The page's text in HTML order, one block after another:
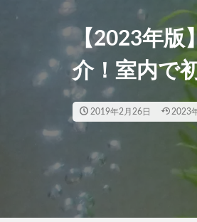
【2023年版
介！室内で
2019年2月26日 2023